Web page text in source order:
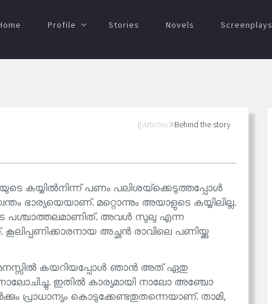
Profile Stories Novels Screenplays
|| Articles Behind the story
കയ്യിൽനിന്ന് പണം പലിശയ്‌ക്കെടുത്തപ്പോൾ
ഭാര്യയെയാണ്. മറ്റൊന്നും അയാളുടെ കയ്യിലില്ല.
പശ്ചാത്തലമാണിത്. അവൾ സുലു എന്ന
അച്ഛൻ രാവിലെ പണിയ്ക്കു
കയറിയപ്പോൾ ഞാൻ അത് ഏതു
ഇതിൽ കാര്യമായി നാലോ അഞ്ചോ
പ്രാധാന്യം കൊടുക്കേണ്ടതുതന്നെയാണ്. താമി,